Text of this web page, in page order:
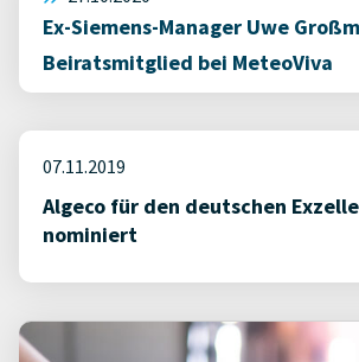
Ex-Siemens-Manager Uwe
Beiratsmitglied bei MeteoViva
07.11.2019
Algeco für den deutschen
nominiert